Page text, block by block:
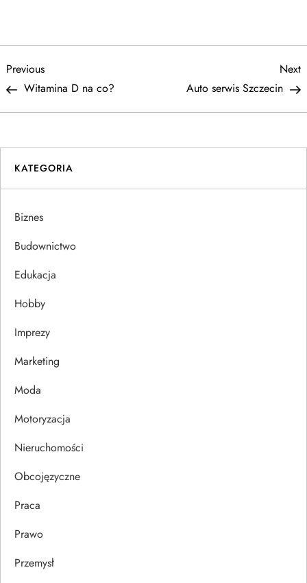
N
a
w
g
a
c
a
w
p
u
Previous
Post
Previous
Witamina D na co?
Next
Auto serwis Szczecin
KATEGORIA
Biznes
Budownictwo
Edukacja
Hobby
Imprezy
Marketing
Moda
Motoryzacja
Nieruchomości
Obcojęzyczne
Praca
Prawo
Przemysł